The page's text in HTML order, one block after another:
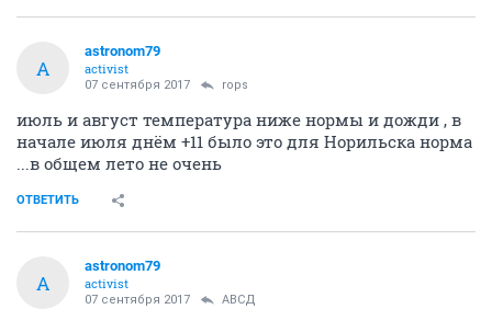
A
astronom79
activist
07 сентября 2017 rops
июль и август температура ниже нормы и дожди , в
начале июля днём +11 было это для Норильска норма
...в общем лето не очень
ОТВЕТИТЬ
A
astronom79
activist
07 сентября 2017 АВСД